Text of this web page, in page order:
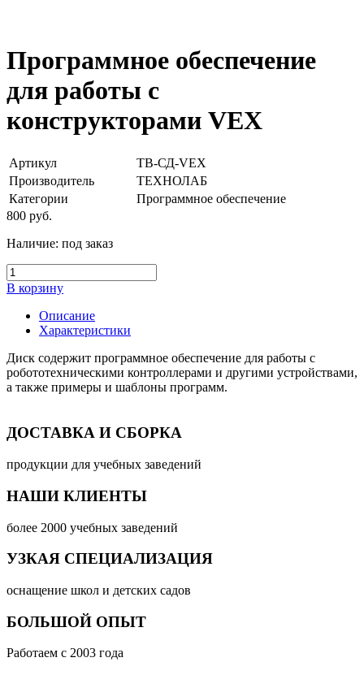
Программное обеспечение
для работы с
конструкторами VEX
Артикул
ТВ-СД-VEX
Производитель
ТЕХНОЛАБ
Категории
Программное обеспечение
800 руб.
Наличие: под заказ
В корзину
Описание
Характеристики
Диск содержит программное обеспечение для работы с
робототехническими контроллерами и другими устройствами,
а также примеры и шаблоны программ.
ДОСТАВКА И СБОРКА
продукции для учебных заведений
НАШИ КЛИЕНТЫ
более 2000 учебных заведений
УЗКАЯ СПЕЦИАЛИЗАЦИЯ
оснащение школ и детских садов
БОЛЬШОЙ ОПЫТ
Работаем с 2003 года